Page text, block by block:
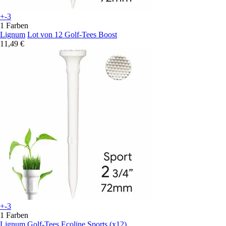
+-3
1 Farben
Lignum Lot von 12 Golf-Tees Boost
11,49 €
+-3
1 Farben
Lignum Golf-Tees Ecoline Sports (x12)